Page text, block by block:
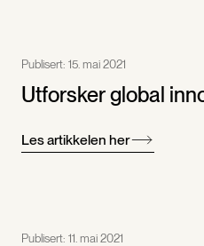
Publisert: 15. mai 2021
Utforsker global
Les artikkelen her
Publisert: 11. mai 2021